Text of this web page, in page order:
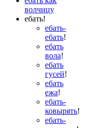
волчицу
ебать!
ебать-
ебать!
ебать
вола!
ебать
гусей!
ебать
ежа!
ебать-
ковырять!
ебать-